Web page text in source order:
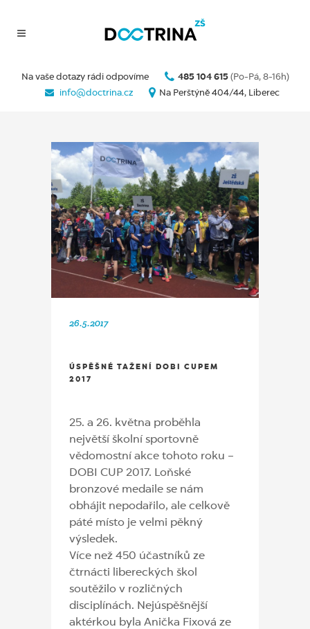
Na vaše dotazy rádi odpovíme 485 104 615 (Po-Pá, 8-16h)
info@doctrina.cz
Na Perštýně 404/44, Liberec
26.5.2017
ÚSPĚŠNÉ TAŽENÍ DOBI CUPEM
2017
25. a 26. května proběhla
největší školní sportovně
vědomostní akce tohoto roku –
DOBI CUP 2017. Loňské
bronzové medaile se nám
obhájit nepodařilo, ale celkově
páté místo je velmi pěkný
výsledek.
Více než 450 účastníků ze
čtrnácti libereckých škol
soutěžilo v rozličných
disciplínách. Nejúspěšnější
aktérkou byla Anička Fixová ze